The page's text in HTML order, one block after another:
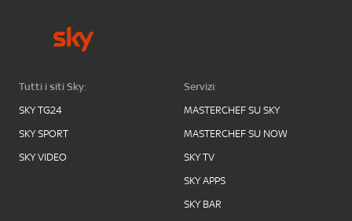
Tutti i siti Sky:
SKY TG24
SKY SPORT
SKY VIDEO
Servizi:
MASTERCHEF SU SKY
MASTERCHEF SU NOW
SKY TV
SKY APPS
SKY BAR